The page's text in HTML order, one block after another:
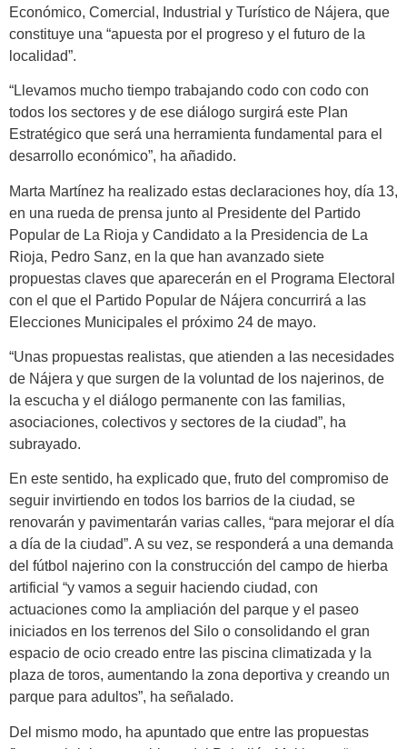
Económico, Comercial, Industrial y Turístico de Nájera, que
constituye una “apuesta por el progreso y el futuro de la
localidad”.
“Llevamos mucho tiempo trabajando codo con codo con
todos los sectores y de ese diálogo surgirá este Plan
Estratégico que será una herramienta fundamental para el
desarrollo económico”, ha añadido.
Marta Martínez ha realizado estas declaraciones hoy, día 13,
en una rueda de prensa junto al Presidente del Partido
Popular de La Rioja y Candidato a la Presidencia de La
Rioja, Pedro Sanz, en la que han avanzado siete
propuestas claves que aparecerán en el Programa Electoral
con el que el Partido Popular de Nájera concurrirá a las
Elecciones Municipales el próximo 24 de mayo.
“Unas propuestas realistas, que atienden a las necesidades
de Nájera y que surgen de la voluntad de los najerinos, de
la escucha y el diálogo permanente con las familias,
asociaciones, colectivos y sectores de la ciudad”, ha
subrayado.
En este sentido, ha explicado que, fruto del compromiso de
seguir invirtiendo en todos los barrios de la ciudad, se
renovarán y pavimentarán varias calles, “para mejorar el día
a día de la ciudad”. A su vez, se responderá a una demanda
del fútbol najerino con la construcción del campo de hierba
artificial “y vamos a seguir haciendo ciudad, con
actuaciones como la ampliación del parque y el paseo
iniciados en los terrenos del Silo o consolidando el gran
espacio de ocio creado entre las piscina climatizada y la
plaza de toros, aumentando la zona deportiva y creando un
parque para adultos”, ha señalado.
Del mismo modo, ha apuntado que entre las propuestas